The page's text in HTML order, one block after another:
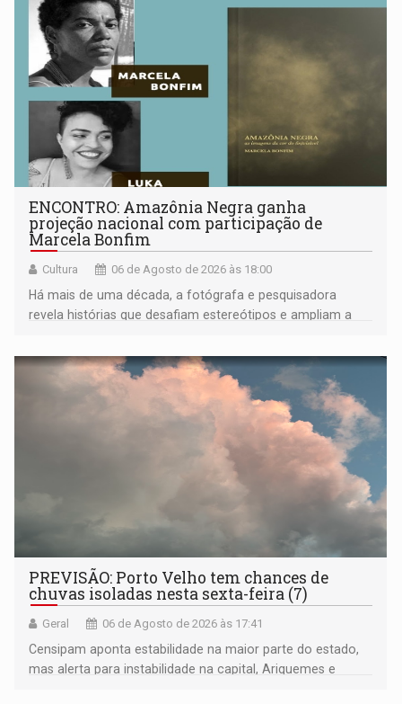
ENCONTRO: Amazônia Negra ganha
projeção nacional com participação de
Marcela Bonfim
Cultura 06 de Agosto de 2026 às 18:00
Há mais de uma década, a fotógrafa e pesquisadora
revela histórias que desafiam estereótipos e ampliam a
negras
PREVISÃO: Porto Velho tem chances de
chuvas isoladas nesta sexta-feira (7)
Geral 06 de Agosto de 2026 às 17:41
Censipam aponta estabilidade na maior parte do estado,
mas alerta para instabilidade na capital, Ariquemes e